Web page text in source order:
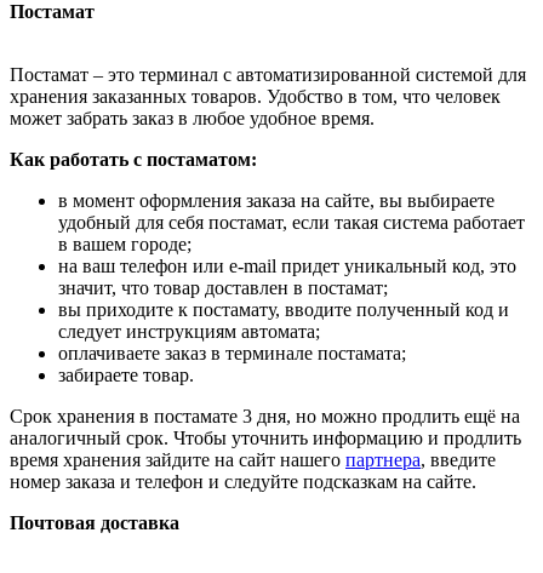
Постамат
Постамат – это терминал с автоматизированной системой для
хранения заказанных товаров. Удобство в том, что человек
может забрать заказ в любое удобное время.
Как работать с постаматом:
в момент оформления заказа на сайте, вы выбираете
удобный для себя постамат, если такая система работает
в вашем городе;
на ваш телефон или e-mail придет уникальный код, это
значит, что товар доставлен в постамат;
вы приходите к постамату, вводите полученный код и
следует инструкциям автомата;
оплачиваете заказ в терминале постамата;
забираете товар.
Срок хранения в постамате 3 дня, но можно продлить ещё на
аналогичный срок. Чтобы уточнить информацию и продлить
время хранения зайдите на сайт нашего партнера, введите
номер заказа и телефон и следуйте подсказкам на сайте.
Почтовая доставка